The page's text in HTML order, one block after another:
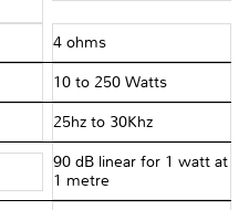
4 ohms
10 to 250 Watts
25hz to 30Khz
90 dB linear for 1 watt at
1 metre